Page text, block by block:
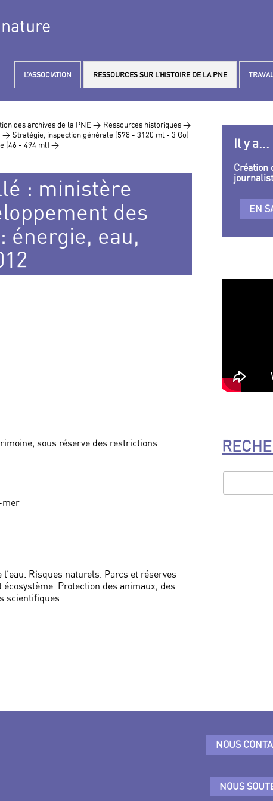
L’ASSOCIATION RESSOURCES SUR L’HISTOIRE DE LA PNE
des archives de la PNE > Ressources historiques >
> Stratégie, inspection générale (578 - 3120 ml - 3 Go)
(46 - 494 ml) >
: ministère
des
énergie, eau,
sous réserve des restrictions
mer
Risques naturels. Parcs et réserves
Protection des animaux, des
scientifiques
Il y a...
Création
EN
NOUS
NOUS